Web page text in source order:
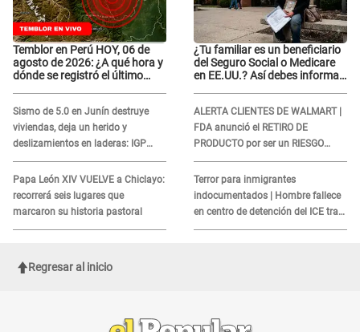
Temblor en Perú HOY, 06 de
agosto de 2026: ¿A qué hora y
dónde se registró el último
Sismo de 5.0 en Junín destruye
viviendas, deja un herido y
deslizamientos en laderas: IGP
alerta sobre posibles réplicas
Papa León XIV VUELVE a Chiclayo:
recorrerá seis lugares que
marcaron su historia pastoral
¿Tu familiar es un beneficiario
del Seguro Social o Medicare
en EE.UU.? Así debes informar
ALERTA CLIENTES DE WALMART |
FDA anunció el RETIRO DE
PRODUCTO por ser un RIESGO
MORTAL para consumidores: ¿Cuál
es?
Terror para inmigrantes
indocumentados | Hombre fallece
en centro de detención del ICE tras
sufrir una "emergencia médica"
Regresar al inicio